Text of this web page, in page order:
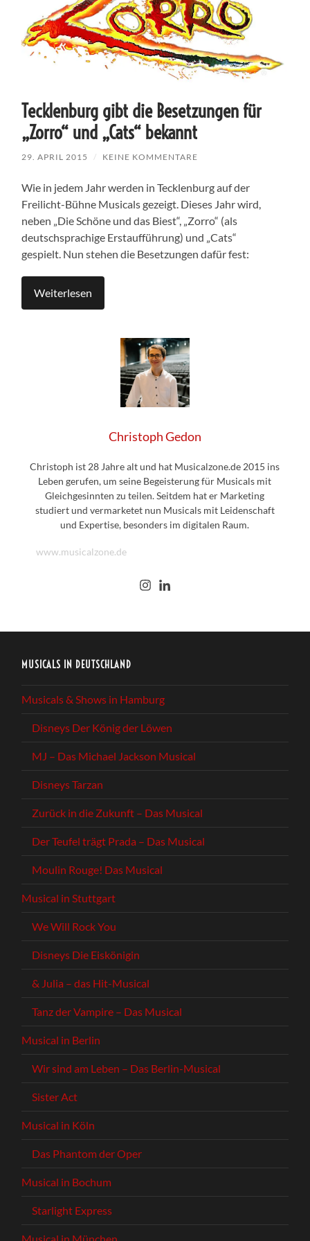
Tecklenburg gibt die Besetzungen für
„Zorro“ und „Cats“ bekannt
29. APRIL 2015 / KEINE KOMMENTARE
Wie in jedem Jahr werden in Tecklenburg auf der
Freilicht-Bühne Musicals gezeigt. Dieses Jahr wird,
neben „Die Schöne und das Biest“, „Zorro“ (als
deutschsprachige Erstaufführung) und „Cats“
gespielt. Nun stehen die Besetzungen dafür fest:
Weiterlesen
Christoph Gedon
Christoph ist 28 Jahre alt und hat Musicalzone.de 2015 ins
Leben gerufen, um seine Begeisterung für Musicals mit
Gleichgesinnten zu teilen. Seitdem hat er Marketing
studiert und vermarketet nun Musicals mit Leidenschaft
und Expertise, besonders im digitalen Raum.
www.musicalzone.de
MUSICALS IN DEUTSCHLAND
Musicals & Shows in Hamburg
Disneys Der König der Löwen
MJ – Das Michael Jackson Musical
Disneys Tarzan
Zurück in die Zukunft – Das Musical
Der Teufel trägt Prada – Das Musical
Moulin Rouge! Das Musical
Musical in Stuttgart
We Will Rock You
Disneys Die Eiskönigin
& Julia – das Hit-Musical
Tanz der Vampire – Das Musical
Musical in Berlin
Wir sind am Leben – Das Berlin-Musical
Sister Act
Musical in Köln
Das Phantom der Oper
Musical in Bochum
Starlight Express